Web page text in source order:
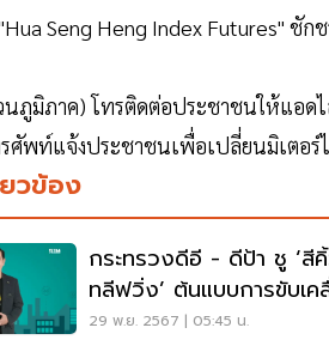
Seng Heng Index Futures" ชั
ภูมิภาค) โทรติดต่อประชาชนให้แอด
ศัพท์แจ้งประชาชนเพื่อเปลี่ยนมิเตอร์
วข้อง
กระทรวงดีอี - ดีป้า ชู ‘สี
ทลีฟวิ่ง’ ต้นแบบการขับเค
อัจฉริยะอย่างเป็นรูปธรรม
29 พ.ย. 2567 | 05:45 น.